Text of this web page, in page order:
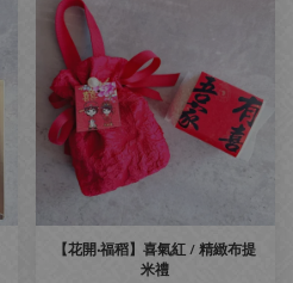
【花開‧福稻】喜氣紅 / 精緻布提
米禮